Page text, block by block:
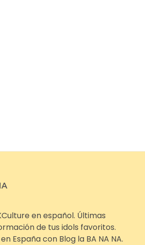
en español. Últimas
de tus idols favoritos.
España con Blog la BA NA NA.